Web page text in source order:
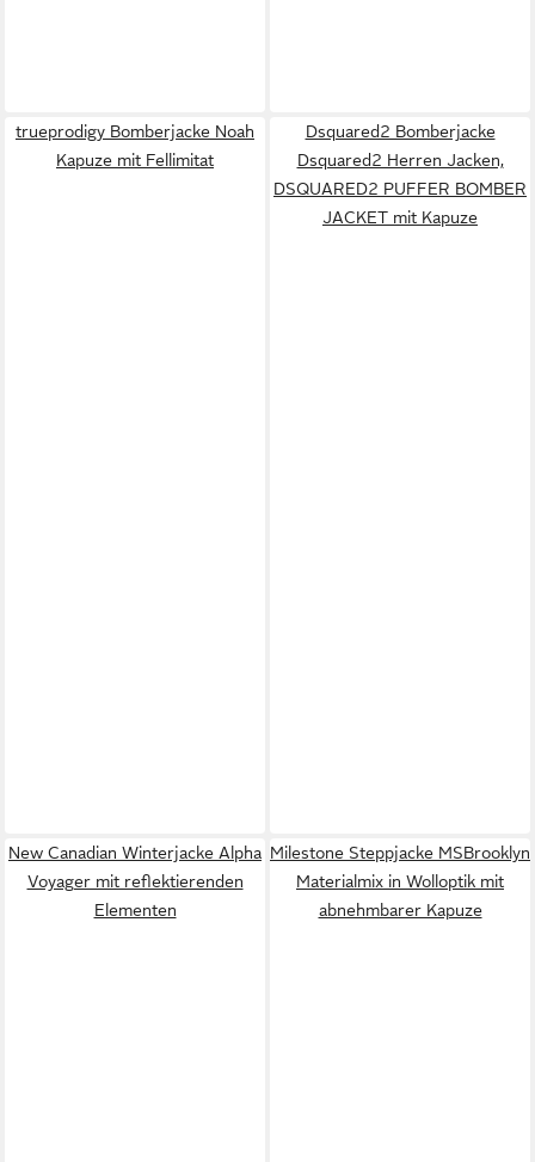
trueprodigy Bomberjacke Noah
Kapuze mit Fellimitat
Dsquared2 Bomberjacke
Dsquared2 Herren Jacken,
DSQUARED2 PUFFER BOMBER
JACKET mit Kapuze
New Canadian Winterjacke Alpha
Voyager mit reflektierenden
Elementen
Milestone Steppjacke MSBrooklyn
Materialmix in Wolloptik mit
abnehmbarer Kapuze